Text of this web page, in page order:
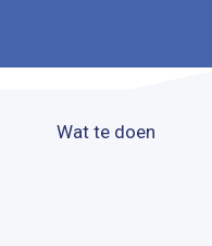
Wat te doen